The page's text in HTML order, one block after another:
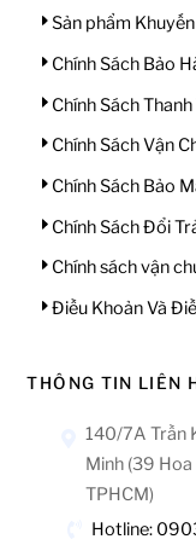
Sản phẩm
Chính Sách Bảo
Chính Sách Thanh
Chính Sách Vận
Chính Sách Bảo
Chính Sách Đổi
Chính sách vận
Điều Khoản Và
THÔNG TIN LIÊN
140/7A Trần
Minh (39 Hoa
TPHCM)
Hotline: